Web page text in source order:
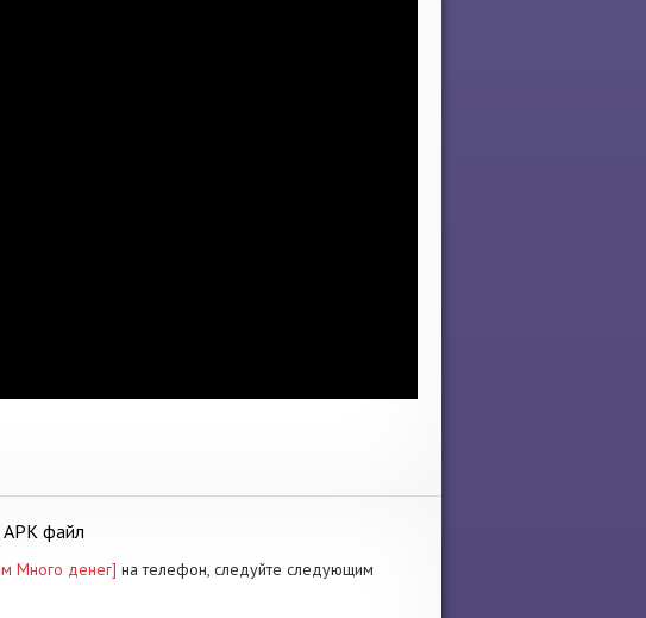
APK файл
Много денег] на телефон, следуйте следующим